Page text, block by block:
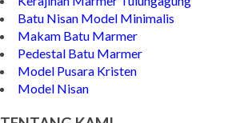
Gambar Prasasti
Kerajinan Marmer Tulungagung
Batu Nisan Model Minimalis
Makam Batu Marmer
Pedestal Batu Marmer
Model Pusara Kristen
Model Nisan